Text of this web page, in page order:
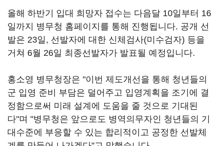
올해 하반기 입대 희망자 접수는 다음달 10일부터 16
일까지 병무청 홈페이지를 통해 진행됩니다. 공개 선
발은 23일, 선발자에 대한 신체검사(미수검자) 등을
거쳐 6월 26일 최종선발자가 발표될 예정입니다.
홍소영 병무청장은 "이번 제도개선을 통해 청년들의
군 입영 준비 부담은 덜어주고 입영계획을 조기에 결
정함으로써 미래 설계에 도움을 줄 것으로 기대된
다"며 "병무청은 앞으로도 병역의무자인 청년들의 기
대수준에 부응할 수 있는 합리적이고 공정한 선발체